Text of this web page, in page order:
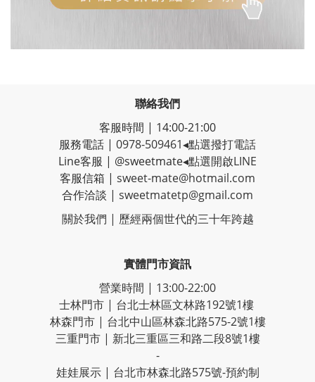
聯絡我們
客服時間 | 14:00-21:00
服務電話 | 0978-509461◂點選撥打電話
Line客服 | @sweetmate◂點選開啟LINE
客服信箱 | sweet-mate@hotmail.com
合作洽談 | sweetmatetp@gmail.com
關於我們 | 歷經兩個世代的三十年跨越
實體門市資訊
營業時間 | 13:00-22:00
士林門市 | 台北士林區文林路192號1樓
林森門市 | 台北中山區林森北路575-2號1樓
三重門市 | 新北三重區三和路二段8號1樓
-
娃娃展示 | 台北市林森北路575號-預約制